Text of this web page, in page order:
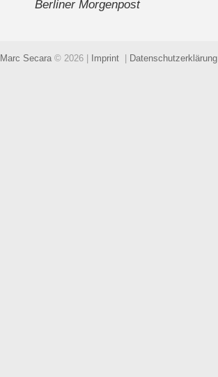
Berliner Morgenpost
Marc Secara © 2026 Imprint Datenschutzerklärung